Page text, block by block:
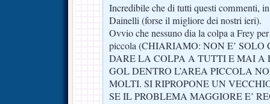
Incredibile che di tutti questi commenti,
Dainelli (forse il migliore dei nostri ieri).
Ovvio che nessuno dia la colpa a Frey
piccola (CHIARIAMO: NON E’ SOLO
DARE LA COLPA A TUTTI E MAI A
GOL DENTRO L’AREA PICCOLA
MOLTI. SI RIPROPONE UN
SE IL PROBLEMA MAGGIORE E’